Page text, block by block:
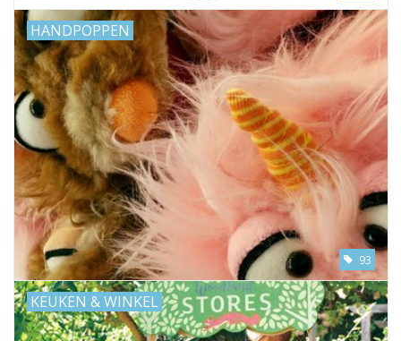
HANDPOPPEN
93
KEUKEN & WINKEL